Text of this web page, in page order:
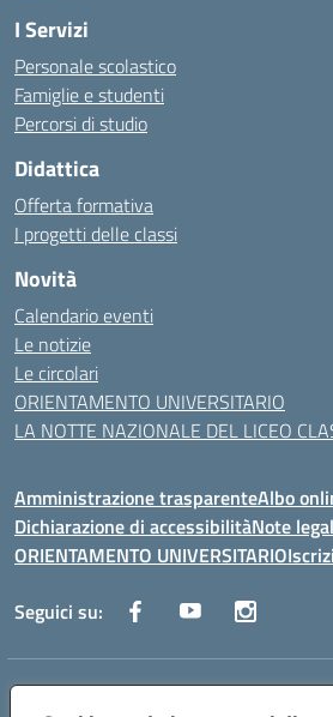
I Servizi
Personale scolastico
Famiglie e studenti
Percorsi di studio
Didattica
Offerta formativa
I progetti delle classi
Novità
Calendario eventi
Le notizie
Le circolari
ORIENTAMENTO UNIVERSITARIO
LA NOTTE NAZIONALE DEL LICEO
Amministrazione trasparenteAlbo
Dichiarazione di accessibilitàNote
ORIENTAMENTO UNIVERSITARIO
Seguici su:
Indirizzo: